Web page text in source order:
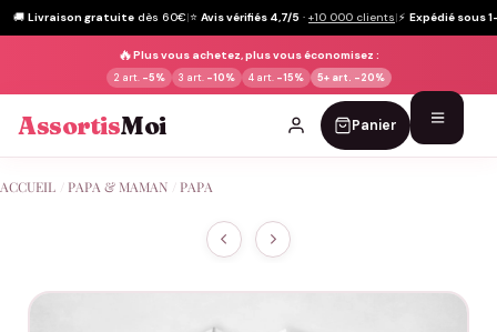
🚚 Livraison gratuite dès 60€|⭐ Avis vérifiés 4,7/5 · +10 000 clients|⚡ Expédié sous
🔥Plus vous achetez, plus vous économisez :
2 art. -5% 3 art. -10% 4 art. -15% 5+ art. -20%
AssortisMoi Panier
au
ACCUEIL PAPA & MAMAN PAPA